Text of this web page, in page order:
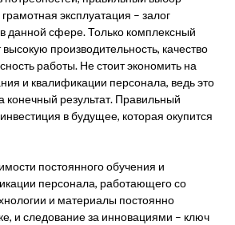
эксплуатация – залог
данной сфере. Только комплексный
производительность, качество
работы. Не стоит экономить на
и квалификации персонала, ведь это
конечный результат. Правильный
в будущее, которая окупится
постоянного обучения и
персонала, работающего со
и материалы постоянно
и следование за инновациями – ключ